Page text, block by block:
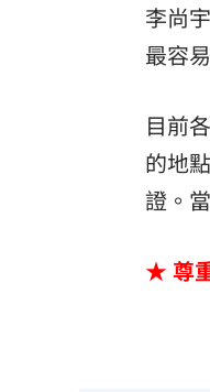
李尚
最容
目前
的地
證。
★ 尊